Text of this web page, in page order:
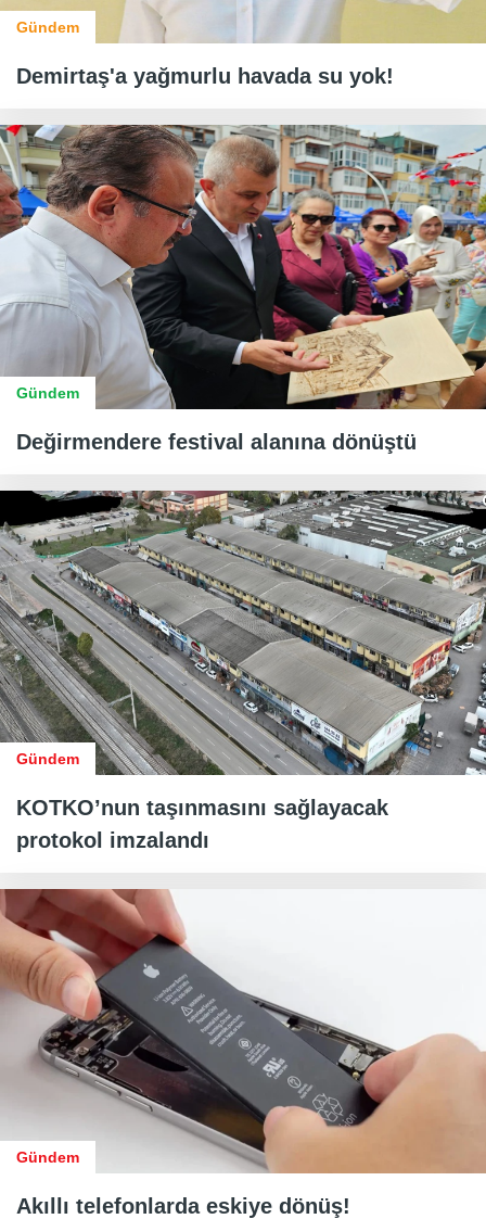
Gündem
Demirtaş'a yağmurlu havada su yok!
Gündem
Değirmendere festival alanına dönüştü
Gündem
KOTKO’nun taşınmasını sağlayacak
protokol imzalandı
Gündem
Akıllı telefonlarda eskiye dönüş!